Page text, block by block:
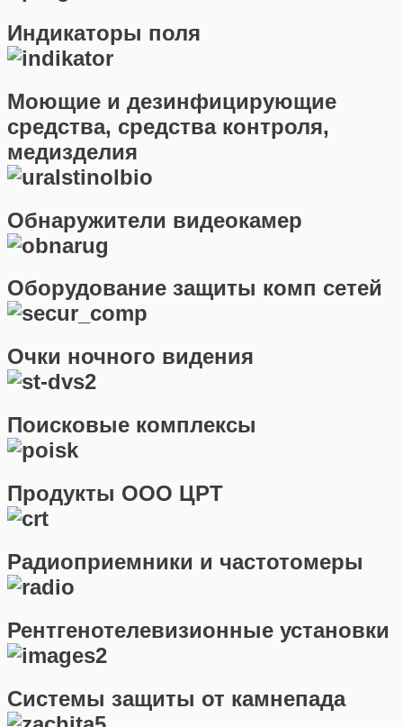
Индикаторы поля
Моющие и дезинфицирующие
средства, средства контроля,
медизделия
Обнаружители видеокамер
Оборудование защиты комп сетей
Очки ночного видения
Поисковые комплексы
Продукты ООО ЦРТ
Радиоприемники и частотомеры
Рентгенотелевизионные установки
Системы защиты от камнепада